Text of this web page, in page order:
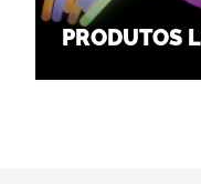
PRODUTOS